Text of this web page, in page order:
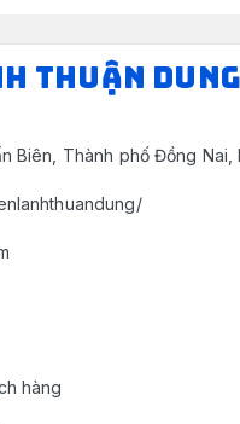
THUẬN DUNG
Biên, Thành phố Đồng Nai,
hàng